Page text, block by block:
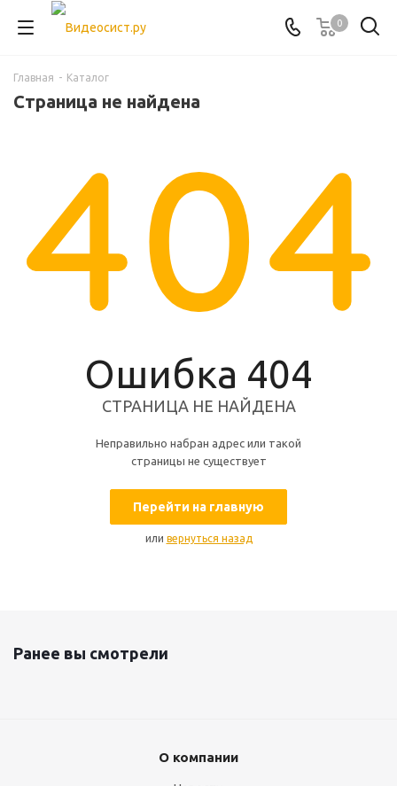
0
Главная - Каталог
Страница не найдена
Ошибка 404
СТРАНИЦА НЕ НАЙДЕНА
Неправильно набран адрес или такой
страницы не существует
Перейти на главную
или вернуться назад
Ранее вы смотрели
О компании